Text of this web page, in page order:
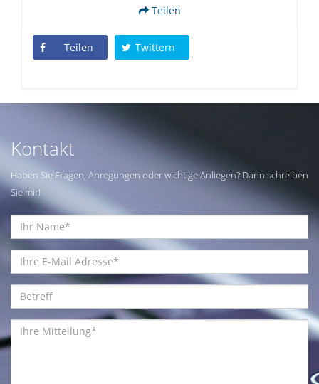
Teilen
Teilen Twittern
Kontakt
Haben Sie Fragen, Anregungen oder wichtige Anliegen? Dann schreiben
Sie mir!